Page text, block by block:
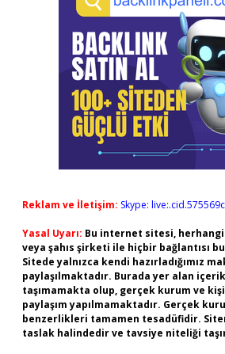
Reklam ve İletişim: Skype:
Yasal Uyarı: Bu internet sitesi,
veya şahıs şirketi ile hiçbir bağlantısı
Sitede yalnızca kendi hazırladığımız
paylaşılmaktadır. Burada yer alan
taşımamakta olup, gerçek kurum ve
paylaşım yapılmamaktadır. Gerçek
benzerlikleri tamamen tesadüfidir.
taslak halindedir ve tavsiye niteliği